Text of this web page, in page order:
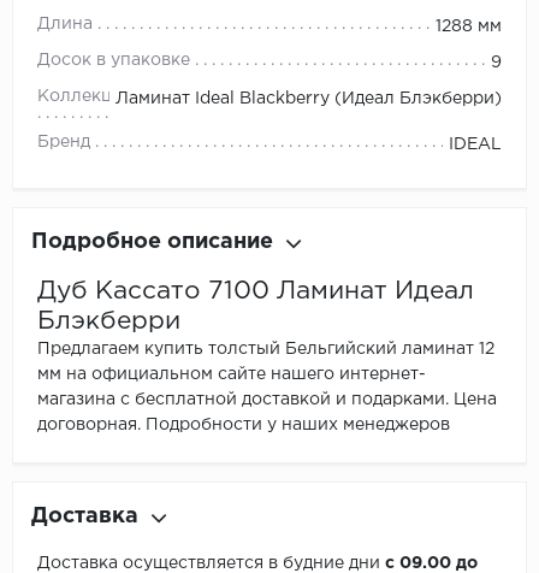
Длина
1288 мм
Досок в упаковке 9
КоллекцияЛаминат Ideal Blackberry (Идеал Блэкберри)
Бренд IDEAL
Подробное описание
Дуб Кассато 7100 Ламинат Идеал
Блэкберри
Предлагаем купить толстый Бельгийский ламинат 12
мм на официальном сайте нашего интернет-
магазина с бесплатной доставкой и подарками. Цена
договорная. Подробности у наших менеджеров
Доставка
Доставка осуществляется в будние дни с 09.00 до